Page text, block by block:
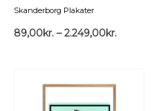
Skanderborg Plakater
89,00kr. – 2.249,00kr.